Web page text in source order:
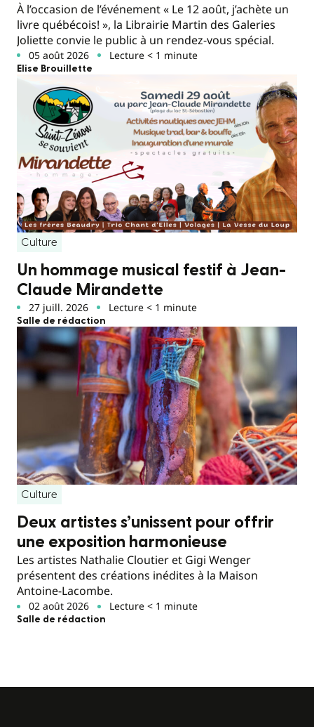
À l’occasion de l’événement « Le 12 août, j’achète un
livre québécois! », la Librairie Martin des Galeries
Joliette convie le public à un rendez-vous spécial.
05 août 2026 Lecture < 1 minute
Elise Brouillette
Culture
Un hommage musical festif à Jean-
Claude Mirandette
27 juill. 2026 Lecture < 1 minute
Salle de rédaction
Culture
Deux artistes s’unissent pour offrir
une exposition harmonieuse
Les artistes Nathalie Cloutier et Gigi Wenger
présentent des créations inédites à la Maison
Antoine-Lacombe.
02 août 2026 Lecture < 1 minute
Salle de rédaction